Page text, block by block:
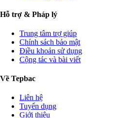
Hỗ trợ & Pháp lý
Trung tâm trợ giúp
Chính sách bảo mật
Điều khoản sử dụng
Cộng tác và bài viết
Về Tepbac
Liên hệ
Tuyển dụng
Giới thiệu